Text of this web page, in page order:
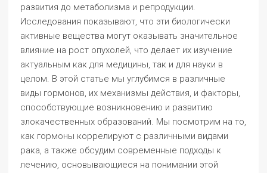
развития до метаболизма и репродукции.
Исследования показывают, что эти биологически
активные вещества могут оказывать значительное
влияние на рост опухолей, что делает их изучение
актуальным как для медицины, так и для науки в
целом. В этой статье мы углубимся в различные
виды гормонов, их механизмы действия, и факторы,
способствующие возникновению и развитию
злокачественных образований. Мы посмотрим на то,
как гормоны коррелируют с различными видами
рака, а также обсудим современные подходы к
лечению, основывающиеся на понимании этой